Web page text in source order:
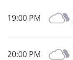
19:00 PM
20:00 PM